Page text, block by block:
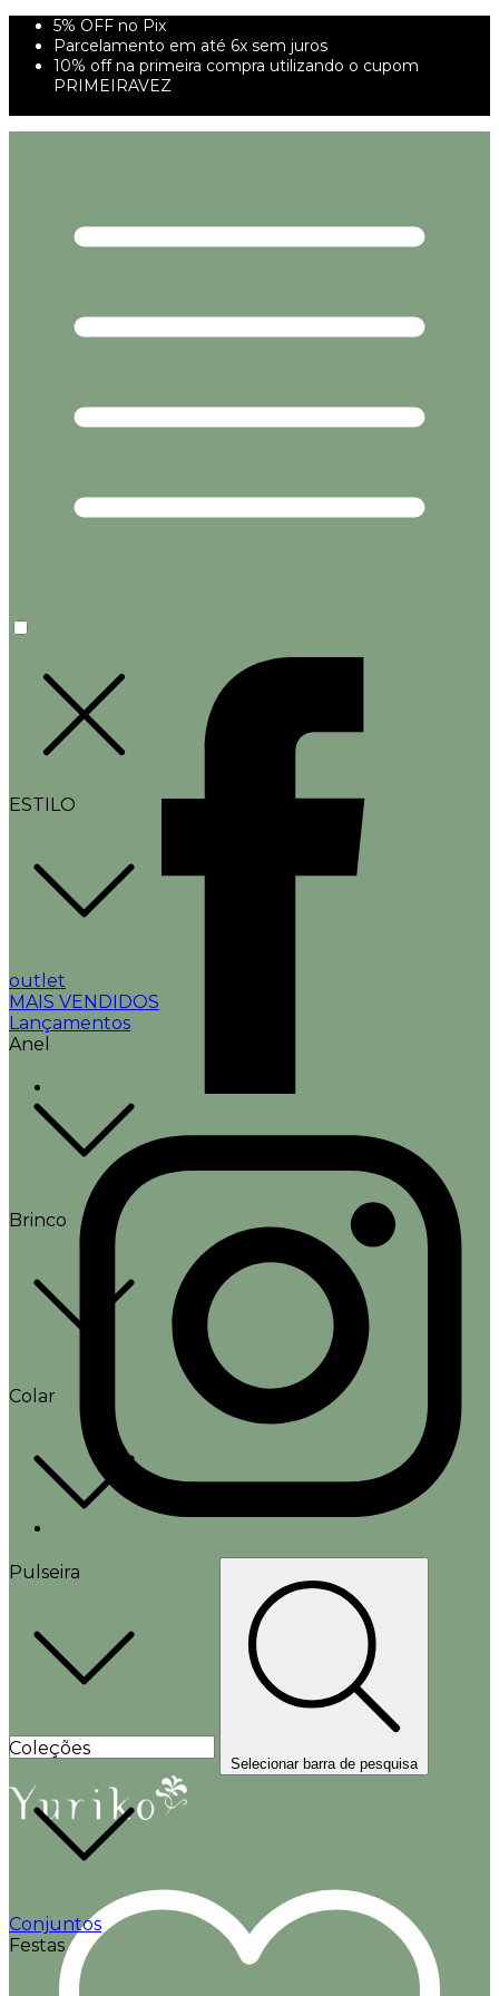
5% OFF no Pix
Parcelamento em até 6x sem juros
10% off na primeira compra utilizando o cupom
PRIMEIRAVEZ
ESTILO
outlet
MAIS VENDIDOS
Lançamentos
Anel
Brinco
Colar
Pulseira
Coleções
Conjuntos
Festas
Selecionar barra de pesquisa